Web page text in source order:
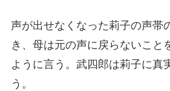
声が出せなくなった莉子の声帯
き、母は元の声に戻らないこと
ように言う。武四郎は莉子に真
う。